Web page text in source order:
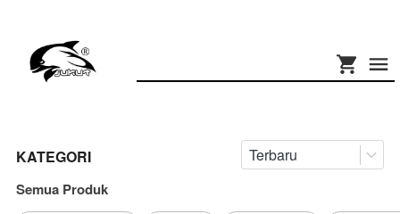
KATEGORI Terbaru
Semua Produk